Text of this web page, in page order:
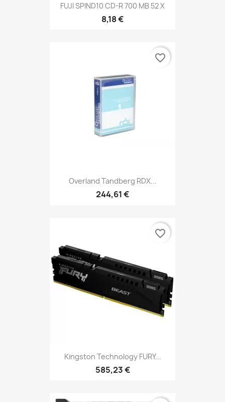
FUJI SPIND10 CD-R 700 MB 52 X
8,18 €
Overland Tandberg RDX...
244,61 €
favorite_border
Kingston Technology FURY...
585,23 €
favorite_border